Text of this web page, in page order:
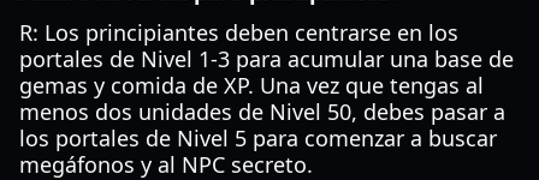
R: Los principiantes deben centrarse en los
portales de Nivel 1-3 para acumular una base de
gemas y comida de XP. Una vez que tengas al
menos dos unidades de Nivel 50, debes pasar a
los portales de Nivel 5 para comenzar a buscar
megáfonos y al NPC secreto.